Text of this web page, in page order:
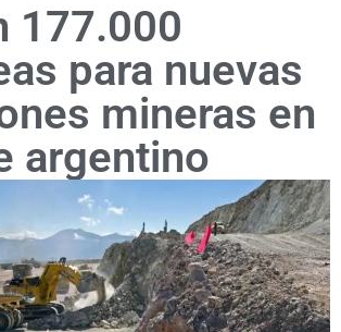
177.000
para nuevas
mineras en
argentino